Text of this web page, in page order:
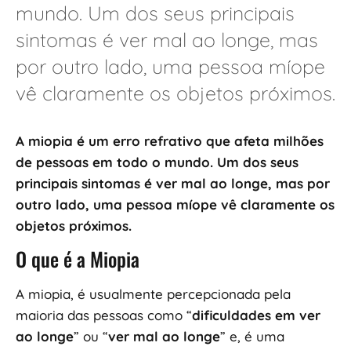
mundo. Um dos seus principais
sintomas é ver mal ao longe, mas
por outro lado, uma pessoa míope
vê claramente os objetos próximos.
A miopia é um erro refrativo que afeta milhões
de pessoas em todo o mundo. Um dos seus
principais sintomas é ver mal ao longe, mas por
outro lado, uma pessoa míope vê claramente os
objetos próximos.
O que é a Miopia
A miopia, é usualmente percepcionada pela
maioria das pessoas como “dificuldades em ver
ao longe” ou “ver mal ao longe” e, é uma